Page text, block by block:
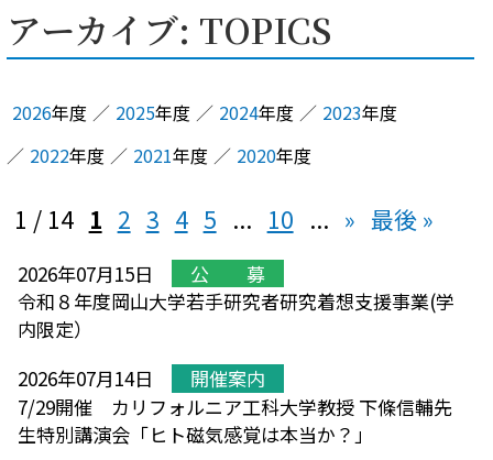
アーカイブ: TOPICS
2026年度 2025年度 2024年度 2023年度
2022年度 2021年度 2020年度
1 / 14 1 2 3 4 5 ... 10 ... » 最後 »
2026年07月15日
公 募
令和８年度岡山大学若手研究者研究着想支援事業(学
内限定）
2026年07月14日
開催案内
7/29開催 カリフォルニア工科大学教授 下條信輔先
生特別講演会「ヒト磁気感覚は本当か？」